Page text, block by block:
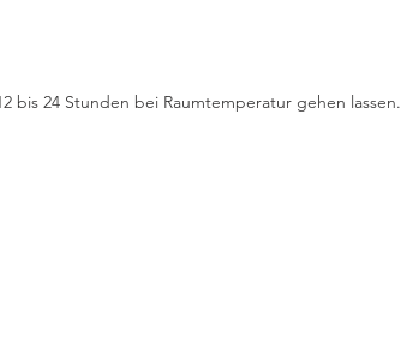
bis 24 Stunden bei Raumtemperatur gehen lassen.